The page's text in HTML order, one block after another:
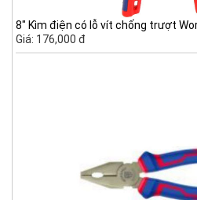
8" Kìm điện có lỗ vít chống trượt
Giá: 176,000 đ